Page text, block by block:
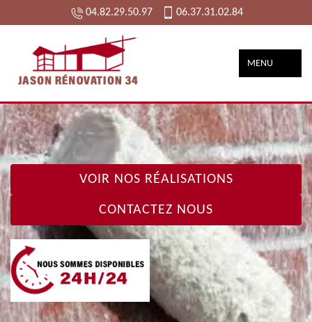
04.82.29.50.97 06.37.31.02.84
MENU
VOIR NOS RÉALISATIONS
CONTACTEZ NOUS